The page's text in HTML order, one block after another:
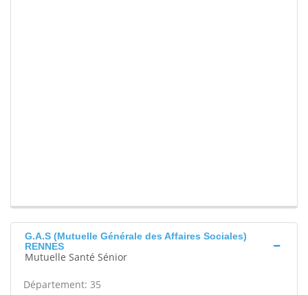
G.A.S (Mutuelle Générale des Affaires Sociales)
RENNES
Mutuelle Santé Sénior
Département: 35